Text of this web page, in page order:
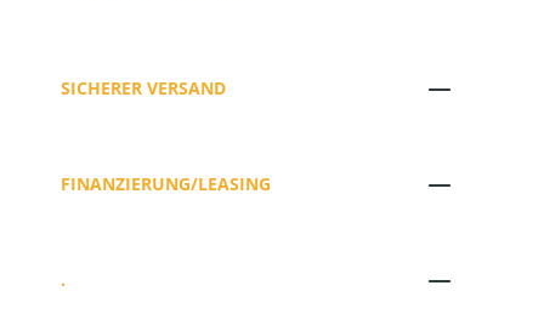
SICHERER VERSAND
FINANZIERUNG/LEASING
.